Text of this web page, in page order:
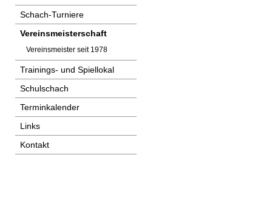
Schach-Turniere
Vereinsmeisterschaft
Vereinsmeister seit 1978
Trainings- und Spiellokal
Schulschach
Terminkalender
Links
Kontakt